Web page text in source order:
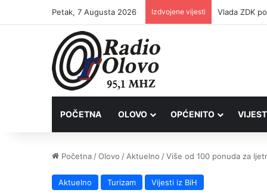
Petak, 7 Augusta 2026 Izdvojene vijesti
POČETNA OLOVO OPĆENITO
Početna /Olovo / Aktuelno /Više od 100 ponuda za
Aktuelno Turizam Vijesti iz BiH